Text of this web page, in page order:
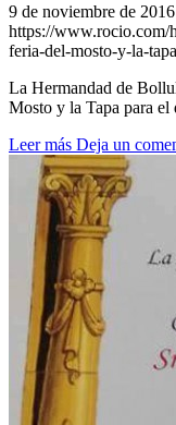
9 de noviembre de 2016
https://www.rocio.com/
feria-del-mosto-y-la-
La Hermandad de
Mosto y la Tapa para
Leer más Deja un